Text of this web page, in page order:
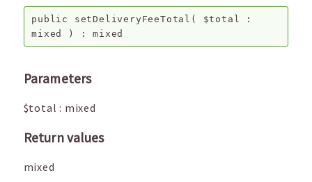
public setDeliveryFeeTotal ( $total :
mixed
) :mixed
Parameters
$total : mixed
Return values
mixed